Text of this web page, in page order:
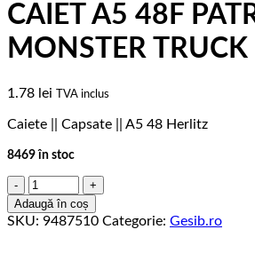
CAIET A5 48F
MONSTER TRUCK
1.78 lei TVA inclus
Caiete || Capsate || A5 48 Herlitz
8469 în stoc
Cantitate
CAIET
A5
Adaugă în coș
SKU: 9487510 Categorie: Gesib.ro